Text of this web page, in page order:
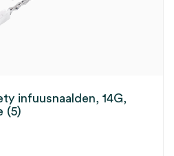
infuusnaalden, 14G,
(5)